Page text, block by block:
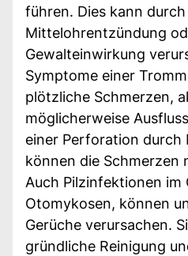
führen. Dies kann
Mittelohrentzündung
Gewalteinwirkung
Symptome einer
plötzliche Schmerzen,
möglicherweise
einer Perforation
können die Schmerzen
Auch Pilzinfektionen im
Otomykosen, können
Gerüche verursachen.
gründliche Reinigung